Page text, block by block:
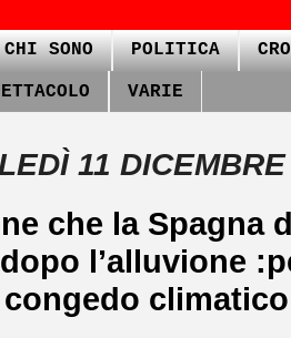
CHI SONO POLITICA
VARIE
11
che la Spagna
l’alluvione